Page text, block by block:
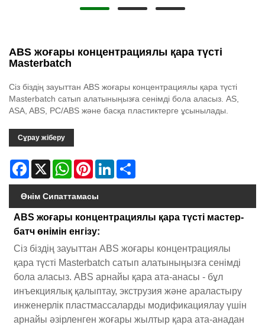
ABS жоғары концентрациялы қара түсті
Masterbatch
Сіз біздің зауыттан ABS жоғары концентрациялы қара түсті
Masterbatch сатып алатыныңызға сенімді бола аласыз. AS,
ASA, ABS, PC/ABS және басқа пластиктерге ұсынылады.
Сұрау жіберу
Facebook
X WhatsAppPinterestLinkedIn
Өнім Сипаттамасы
ABS жоғары концентрациялы қара түсті мастер-
батч өнімін енгізу:
Сіз біздің зауыттан ABS жоғары концентрациялы
қара түсті Masterbatch сатып алатыныңызға сенімді
бола аласыз. ABS арнайы қара ата-анасы - бұл
инъекциялық қалыптау, экструзия және араластыру
инженерлік пластмассаларды модификациялау үшін
арнайы әзірленген жоғары жылтыр қара ата-анадан